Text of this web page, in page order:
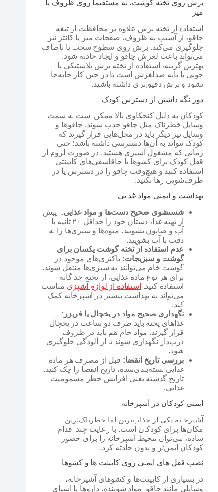
برش روی تخته گوشت، نه مستقیماً روی ظروف یا
میز
استفاده از تخته برش علاوه بر محافظت از تیغه
چاقو، از آسیب به ظروف، صفحات میز یا کانتر نیز
جلوگیری می‌کند. برش روی سطوح سخت یا ناصاف
می‌تواند باعث لغزش چاقو و ایجاد حادثه شود.
بهترین گزینه، استفاده از تخته برش پلاستیکی یا
چوبی با پایه ضدلغزش است تا در حین کار جابه‌جا
نشود و برش دقیق‌تری داشته باشید.
دور نگه داشتن از دسترس کودک
کودکان به دلیل کنجکاوی بالا ممکن است به سمت
وسایل خطرناک مثل چاقو جذب شوند. چاقوها و
وسایل تیز دیگر باید در محل‌هایی قرار گیرند که
کودک نتواند به آن‌ها دسترسی داشته باشد؛ حتی
زمانی که مشغول آشپزی هستید. در صورت لزوم از
قفل کودک برای کشوها یا جاقاشقی‌های کابینتی
استفاده کنید و هیچ‌وقت چاقو را در دسترس یا در
ظرف‌شویی رها نکنید.
بهداشت و ایمنی مواد غذایی
شستشوی صحیح دست‌ها و مواد غذایی: پیش
از تهیه غذا، دستان خود را حداقل ۲۰ ثانیه با
آب و صابون بشویید. میوه‌ها و سبزی‌ها را به
دقت با آب بشویید.
عدم استفاده از تخته گوشت یکسان برای
گوشت و سبزیجات: باکتری‌های موجود در
گوشت خام می‌توانند به سبزی‌ها منتقل شوند.
برای هر نوع ماده غذایی، از تخته جداگانه
استفاده کنید. استفاده از لوازم آشپزی مناسب
می‌تواند به بهداشت بیشتر در آشپزخانه کمک
کند.
نگهداری صحیح مواد در یخچال یا فریزر:
غذاهای پخته باید ظرف دو ساعت در یخچال
قرار گیرند. مواد خام هم باید در ظروف
درب‌دار نگهداری شوند تا از آلودگی جلوگیری
شود.
بررسی تاریخ انقضا: قبل از مصرف هر ماده
غذایی بسته‌بندی‌شده، تاریخ انقضا را چک کنید.
تاریخ گذشته یعنی افزایش خطر مسمومیت
غذایی.
ایمنی کودکان در آشپزخانه
آشپزخانه یکی از جذاب‌ترین اما خطرناک‌ترین
مکان‌ها برای کودکان است. با رعایت چند اقدام
ساده، می‌توان محیط آشپزخانه را برای حضور
کودکان ایمن‌تر و بدون حادثه کرد.
نصب قفل های ایمنی روی کابینت ها و کشوها
در بسیاری از کابینت‌ها و کشوهای آشپزخانه،
وسایلی مانند چاقو، مواد شوینده، داروها یا اشیای